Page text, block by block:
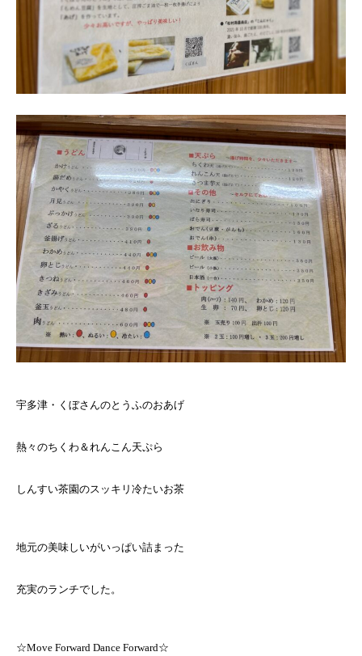
宇多津・くぼさんのとうふのおあげ
熱々のちくわ＆れんこん天ぷら
しんすい茶園のスッキリ冷たいお茶
地元の美味しいがいっぱい詰まった
充実のランチでした。
☆Move Forward Dance Forward☆